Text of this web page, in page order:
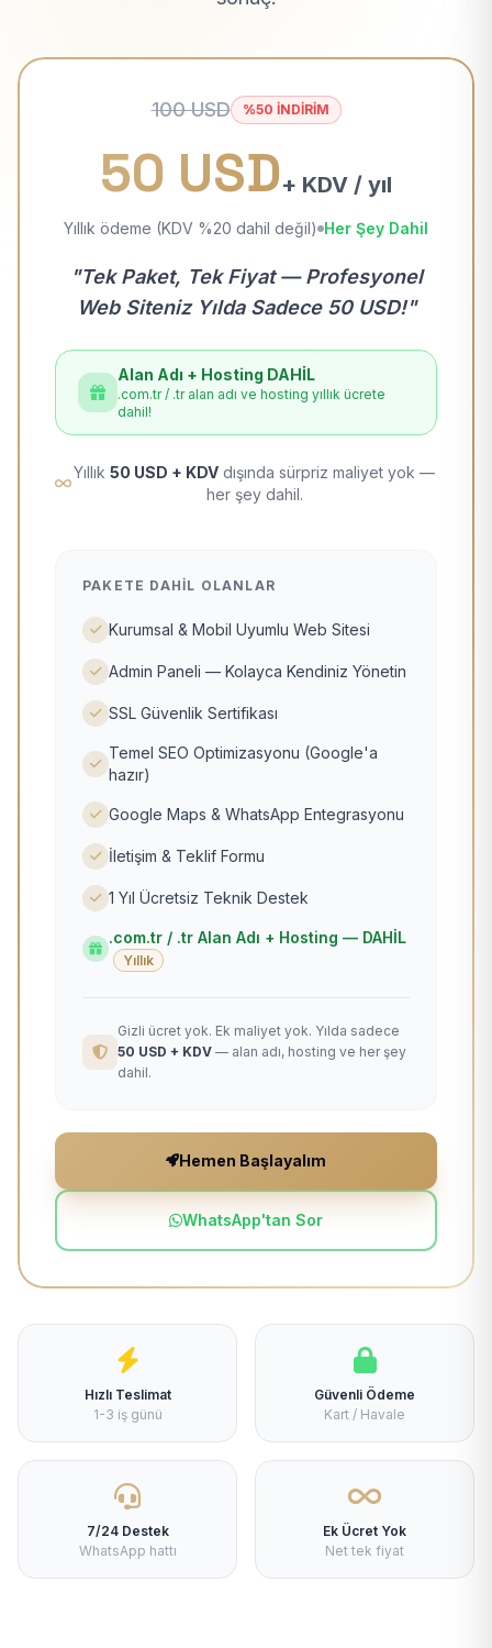
100 USD %50 İNDİRİM
50 USD+ KDV / yıl
Yıllık ödeme (KDV %20 dahil değil) Her Şey Dahil
"Tek Paket, Tek Fiyat — Profesyonel
Web Siteniz Yılda Sadece 50 USD!"
Alan Adı + Hosting DAHİL
.com.tr / .tr alan adı ve hosting yıllık ücrete
dahil!
Yıllık 50 USD + KDV dışında sürpriz maliyet yok —
her şey dahil.
PAKETE DAHIL OLANLAR
Kurumsal & Mobil Uyumlu Web Sitesi
Admin Paneli — Kolayca Kendiniz Yönetin
SSL Güvenlik Sertifikası
Temel SEO Optimizasyonu (Google'a
hazır)
Google Maps & WhatsApp Entegrasyonu
İletişim & Teklif Formu
1 Yıl Ücretsiz Teknik Destek
.com.tr / .tr Alan Adı + Hosting — DAHİL
Yıllık
Gizli ücret yok. Ek maliyet yok. Yılda sadece
50 USD + KDV — alan adı, hosting ve her şey
dahil.
Hemen Başlayalım
WhatsApp'tan Sor
Hızlı Teslimat
1-3 iş günü
Güvenli Ödeme
Kart / Havale
7/24 Destek
WhatsApp hattı
Ek Ücret Yok
Net tek fiyat